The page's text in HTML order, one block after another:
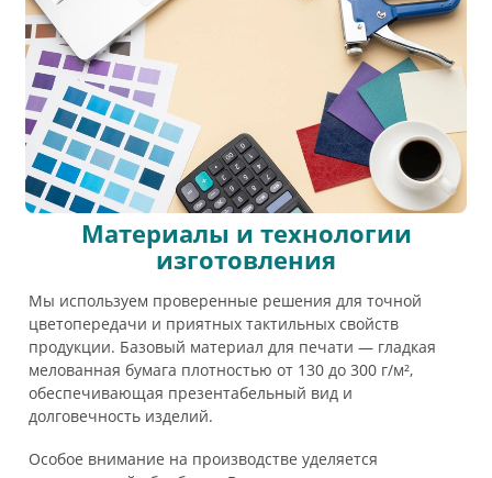
Материалы и технологии
изготовления
Мы используем проверенные решения для точной
цветопередачи и приятных тактильных свойств
продукции. Базовый материал для печати — гладкая
мелованная бумага плотностью от 130 до 300 г/м²,
обеспечивающая презентабельный вид и
долговечность изделий.
Особое внимание на производстве уделяется